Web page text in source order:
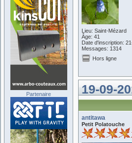
Lieu: Saint-Mézard
Âge: 41
Date d'inscription:
Messages: 1314
Hors ligne
19-09-
antitawa
Petit Polatouche
Partenaire